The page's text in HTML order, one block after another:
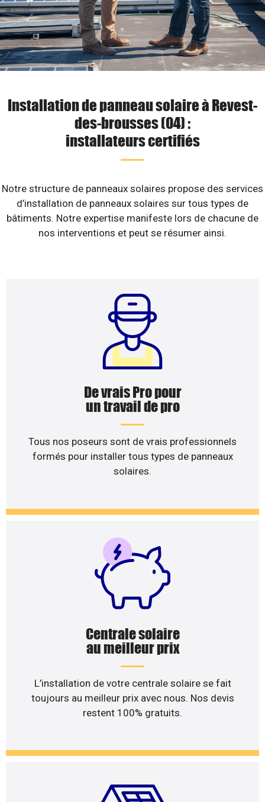
Installation de panneau solaire à Revest-
des-brousses (04) :
installateurs certifiés
Notre structure de panneaux solaires propose des services
d’installation de panneaux solaires sur tous types de
bâtiments. Notre expertise manifeste lors de chacune de
nos interventions et peut se résumer ainsi.
De vrais Pro pour
un travail de pro
Tous nos poseurs sont de vrais professionnels
formés pour installer tous types de panneaux
solaires.
Centrale solaire
au meilleur prix
L’installation de votre centrale solaire se fait
toujours au meilleur prix avec nous. Nos devis
restent 100% gratuits.